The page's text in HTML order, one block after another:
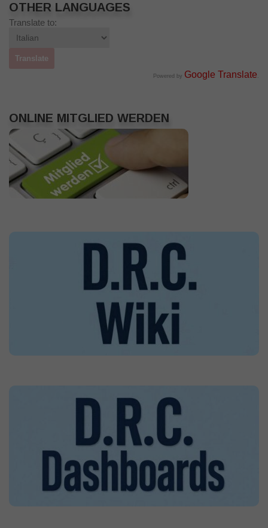
OTHER LANGUAGES
Translate to:
Powered by Google Translate .
ONLINE MITGLIED WERDEN